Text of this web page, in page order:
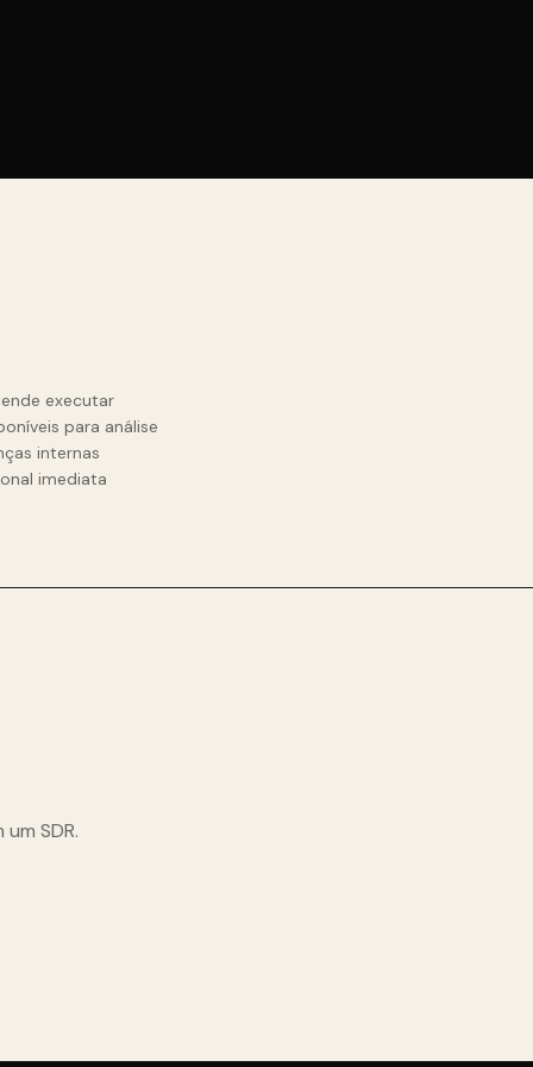
executar
para análise
internas
imediata
SDR.